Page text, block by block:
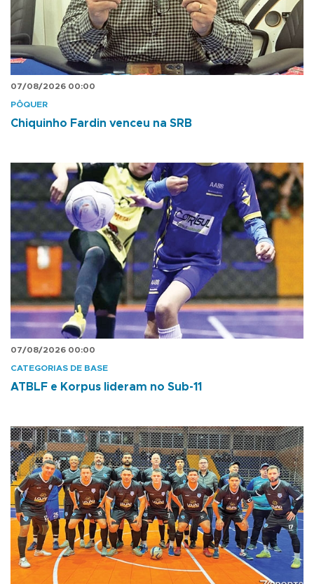
07/08/2026 00:00
PÔQUER
Chiquinho Fardin venceu na SRB
07/08/2026 00:00
CATEGORIAS DE BASE
ATBLF e Korpus lideram no Sub-11